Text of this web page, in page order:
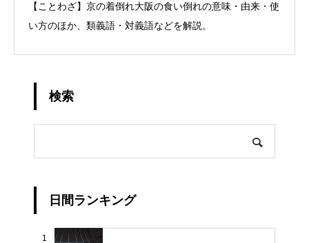
【ことわざ】京の着倒れ大阪の食い倒れの意味・由来・使
い方のほか、類義語・対義語などを解説。
検索
日間ランキング
1